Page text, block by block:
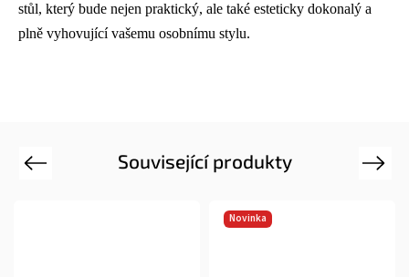
stůl, který bude nejen praktický, ale také esteticky dokonalý a
plně vyhovující vašemu osobnímu stylu.
Související produkty
Previous
Novinka
Next